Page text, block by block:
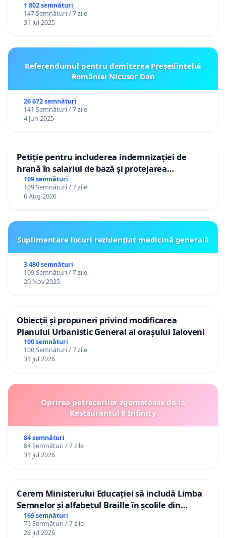
1 802 semnături
147 Semnături / 7 zile
31 Jul 2025
Referendumul pentru demiterea Preşedintelui
României Nicusor Dan
26 672 semnături
141 Semnături / 7 zile
4 Jun 2025
Petiție pentru includerea indemnizației de
hrană în salariul de bază și protejarea
gradațiilor de vechime pentru asistenții
personali
109 semnături
109 Semnături / 7 zile
6 Aug 2026
Suplimentare locuri rezidențiat medicină generală
3 480 semnături
109 Semnături / 7 zile
20 Nov 2025
Obiecții și propuneri privind modificarea
Planului Urbanistic General al orașului Ialoveni
100 semnături
100 Semnături / 7 zile
31 Jul 2026
Oprirea petrecerilor zgomotoase de la
Restaurantul 8 Infinity
84 semnături
84 Semnături / 7 zile
31 Jul 2026
Cerem Ministerului Educației să includă Limba
Semnelor și alfabetul Braille în școlile din
Republica Moldova!
169 semnături
75 Semnături / 7 zile
26 Jul 2026